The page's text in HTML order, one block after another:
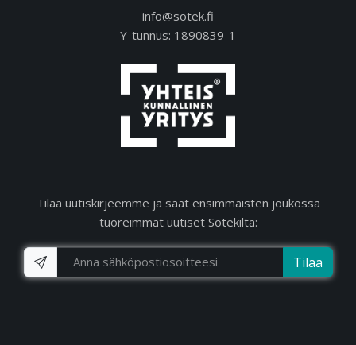
info@sotek.fi
Y-tunnus: 1890839-1
Tilaa uutiskirjeemme ja saat ensimmäisten joukossa
tuoreimmat uutiset Sotekilta:
Tilaa